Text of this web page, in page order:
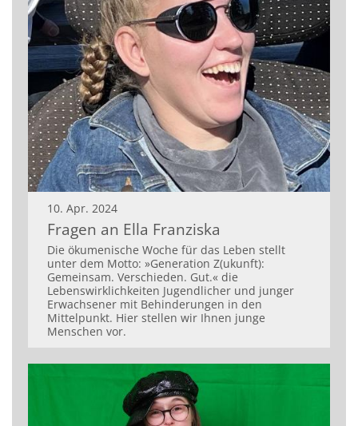
10. Apr. 2024
Fragen an Ella Franziska
Die ökumenische Woche für das Leben stellt
unter dem Motto: »Generation Z(ukunft):
Gemeinsam. Verschieden. Gut.« die
Lebenswirklichkeiten Jugendlicher und junger
Erwachsener mit Behinderungen in den
Mittelpunkt. Hier stellen wir Ihnen junge
Menschen vor.